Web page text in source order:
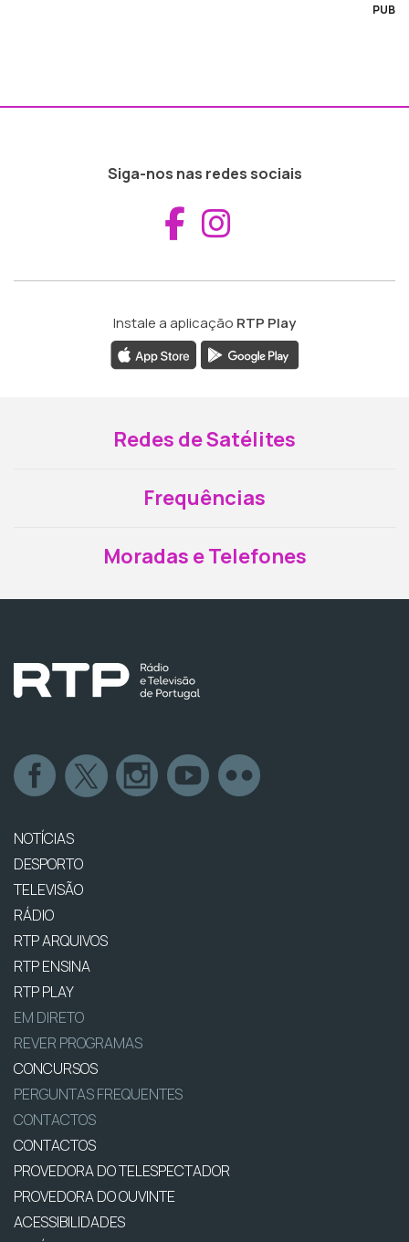
PUB
Siga-nos nas redes sociais
Aceder ao
Instale a aplicação RTP Play
Redes de Satélites
Frequências
Moradas e Telefones
NOTÍCIAS
DESPORTO
TELEVISÃO
RÁDIO
RTP ARQUIVOS
RTP ENSINA
RTP PLAY
EM DIRETO
REVER PROGRAMAS
CONCURSOS
PERGUNTAS FREQUENTES
CONTACTOS
CONTACTOS
PROVEDORA DO TELESPECTADOR
PROVEDORA DO OUVINTE
ACESSIBILIDADES